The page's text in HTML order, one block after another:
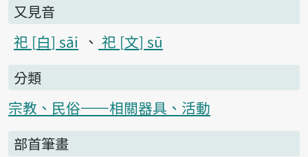
又見音
祀 白 sāi 祀 文 sū
分類
宗教、民俗——相關器具、活動
部首筆畫